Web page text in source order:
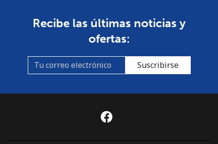
Recibe las últimas noticias y
ofertas:
Suscribirse